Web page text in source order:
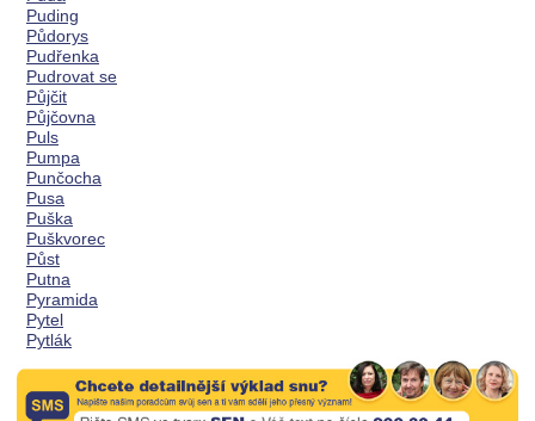
Puding
Půdorys
Pudřenka
Pudrovat se
Půjčit
Půjčovna
Puls
Pumpa
Punčocha
Pusa
Puška
Puškvorec
Půst
Putna
Pyramida
Pytel
Pytlák